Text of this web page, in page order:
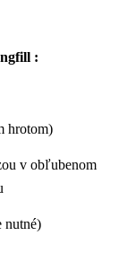
:
hrotom)
v obľubenom
nutné)